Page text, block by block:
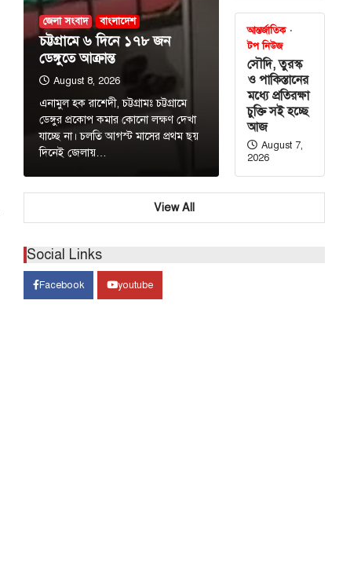
জেলা সংবাদ বাংলাদেশ
চট্টগ্রামে ৬ দিনে ১৭৮ জন
ডেঙ্গুতে আক্রান্ত
August 8, 2026
এনামুল হক রাশেদী, চট্টগ্রামঃ চট্টগ্রামে
ডেঙ্গুর প্রকোপ কমার কোনো লক্ষণ দেখা
যাচ্ছে না। চলতি আগস্ট মাসের প্রথম ছয়
দিনেই জেলায়…
আন্তর্জাতিক
টপ নিউজ
সৌদি, তুরস্ক
ও পাকিস্তানের
মধ্যে প্রতিরক্ষা
চুক্তি সই হচ্ছে
আজ
August 7,
2026
View All
Social Links
Facebook youtube